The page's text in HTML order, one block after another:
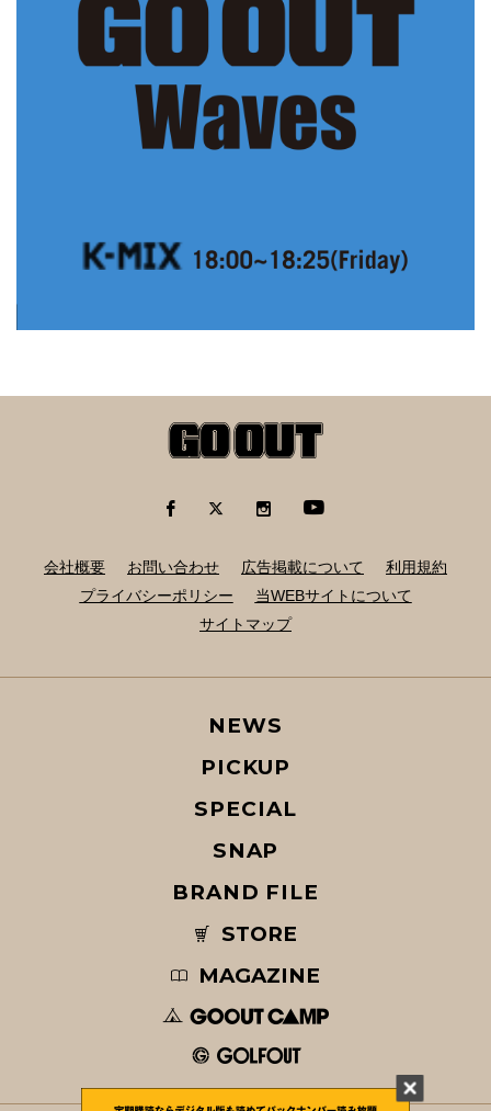
会社概要 お問い合わせ 広告掲載について
利用規約
プライバシーポリシー
当WEBサイトについて
サイトマップ
NEWS
PICKUP
SPECIAL
SNAP
BRAND FILE
STORE
MAGAZINE